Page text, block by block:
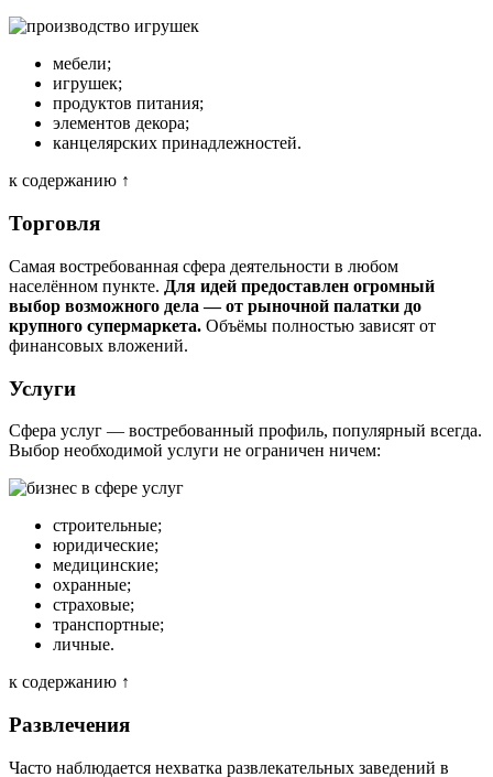
мебели;
игрушек;
продуктов питания;
элементов декора;
канцелярских принадлежностей.
к содержанию ↑
Торговля
Самая востребованная сфера деятельности в любом
населённом пункте. Для идей предоставлен огромный
выбор возможного дела — от рыночной палатки до
крупного супермаркета. Объёмы полностью зависят от
финансовых вложений.
Услуги
Сфера услуг — востребованный профиль, популярный всегда.
Выбор необходимой услуги не ограничен ничем:
строительные;
юридические;
медицинские;
охранные;
страховые;
транспортные;
личные.
к содержанию ↑
Развлечения
Часто наблюдается нехватка развлекательных заведений в